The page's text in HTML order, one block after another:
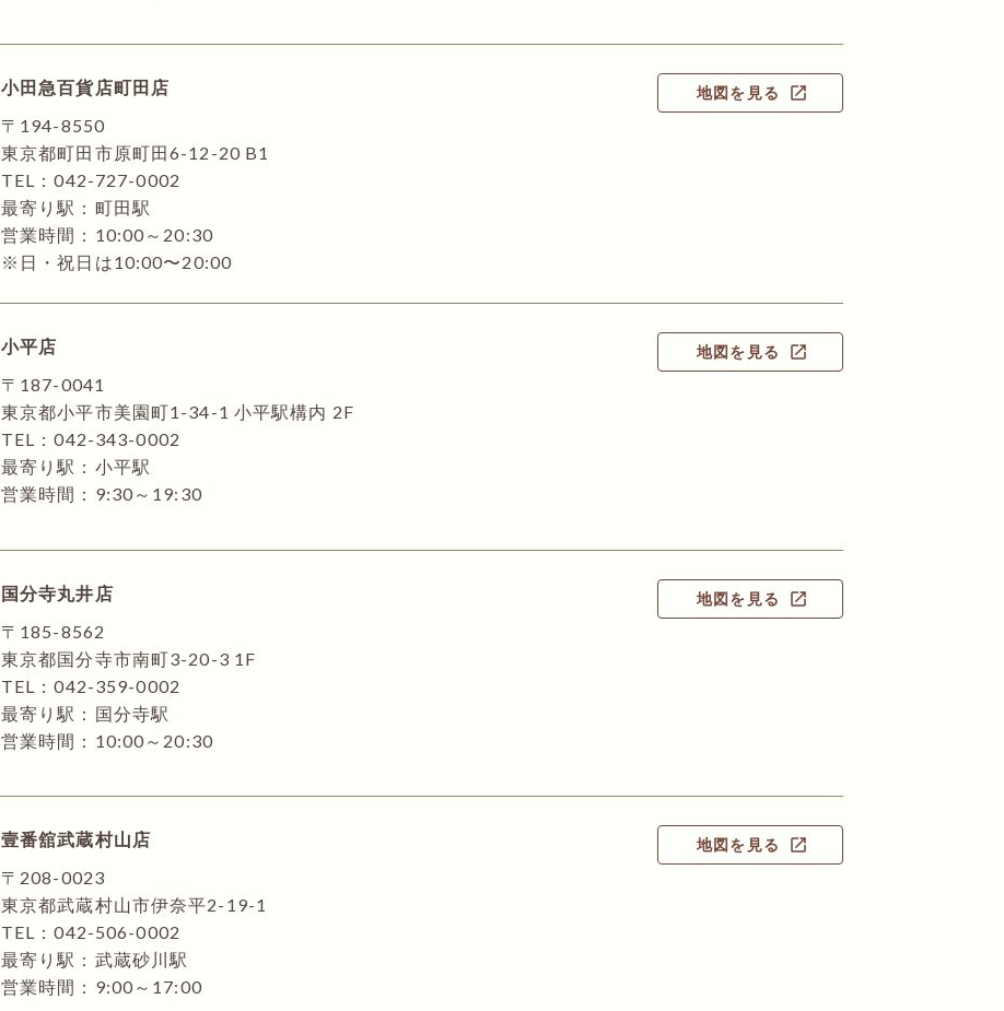
小田急百貨店町田店
〒194-8550
東京都町田市原町田6-12-20 B1
TEL：042-727-0002
最寄り駅：町田駅
営業時間：10:00～20:30
※日・祝日は10:00〜20:00
地図を見る open_in_new
小平店
〒187-0041
東京都小平市美園町1-34-1 小平駅構内 2F
TEL：042-343-0002
最寄り駅：小平駅
営業時間：9:30～19:30
地図を見る open_in_new
国分寺丸井店
〒185-8562
東京都国分寺市南町3-20-3 1F
TEL：042-359-0002
最寄り駅：国分寺駅
営業時間：10:00～20:30
地図を見る open_in_new
壹番舘武蔵村山店
〒208-0023
東京都武蔵村山市伊奈平2-19-1
TEL：042-506-0002
最寄り駅：武蔵砂川駅
営業時間：9:00～17:00
地図を見る open_in_new